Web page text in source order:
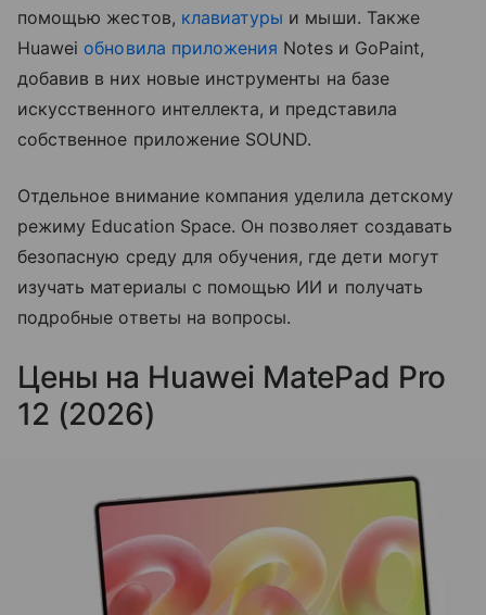
помощью жестов, клавиатуры и мыши. Также
Huawei обновила приложения Notes и GoPaint,
добавив в них новые инструменты на базе
искусственного интеллекта, и представила
собственное приложение SOUND.
Отдельное внимание компания уделила детскому
режиму Education Space. Он позволяет создавать
безопасную среду для обучения, где дети могут
изучать материалы с помощью ИИ и получать
подробные ответы на вопросы.
Цены на Huawei MatePad Pro
12 (2026)